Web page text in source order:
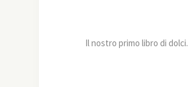
Il nostro primo libro di dolci.